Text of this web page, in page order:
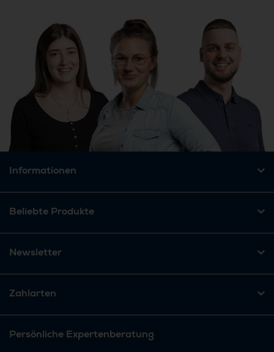
Informationen
Beliebte Produkte
Newsletter
Zahlarten
Persönliche Expertenberatung